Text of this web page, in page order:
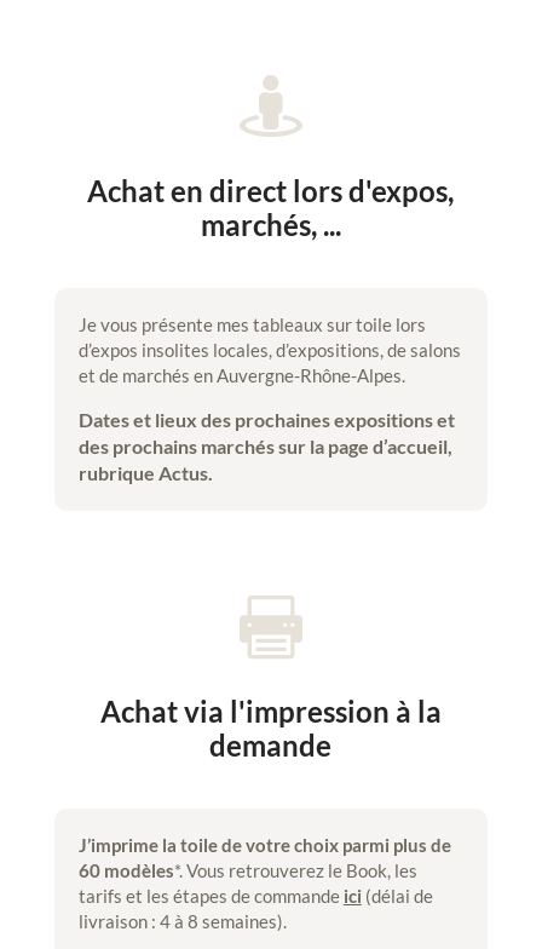

Achat en direct lors d'expos,
marchés, ...
Je vous présente mes tableaux sur toile lors
d’expos insolites locales, d’expositions, de salons
et de marchés en Auvergne-Rhône-Alpes.
Dates et lieux des prochaines expositions et
des prochains marchés sur la page d’accueil,
rubrique Actus.

Achat via l'impression à la
demande
J’imprime la toile de votre choix parmi plus de
60 modèles*. Vous retrouverez le Book, les
tarifs et les étapes de commande ici (délai de
livraison : 4 à 8 semaines).